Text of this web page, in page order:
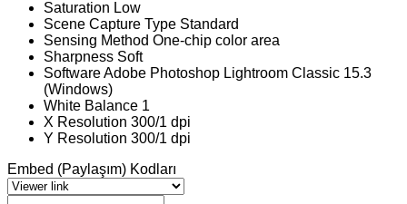
Saturation Low
Scene Capture Type Standard
Sensing Method One-chip color area
Sharpness Soft
SoftwareAdobe Photoshop Lightroom Classic 15.3
(Windows)
White Balance 1
X Resolution 300/1 dpi
Y Resolution 300/1 dpi
Embed (Paylaşım) Kodları